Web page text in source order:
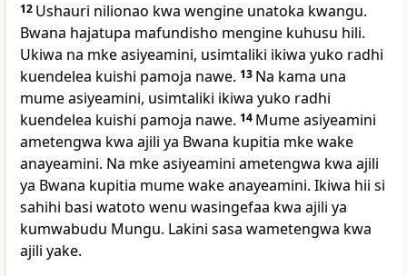
12 Ushauri nilionao kwa wengine unatoka kwangu.
Bwana hajatupa mafundisho mengine kuhusu hili.
Ukiwa na mke asiyeamini, usimtaliki ikiwa yuko radhi
kuendelea kuishi pamoja nawe. 13 Na kama una
mume asiyeamini, usimtaliki ikiwa yuko radhi
kuendelea kuishi pamoja nawe. 14 Mume asiyeamini
ametengwa kwa ajili ya Bwana kupitia mke wake
anayeamini. Na mke asiyeamini ametengwa kwa ajili
ya Bwana kupitia mume wake anayeamini. Ikiwa hii si
sahihi basi watoto wenu wasingefaa kwa ajili ya
kumwabudu Mungu. Lakini sasa wametengwa kwa
ajili yake.